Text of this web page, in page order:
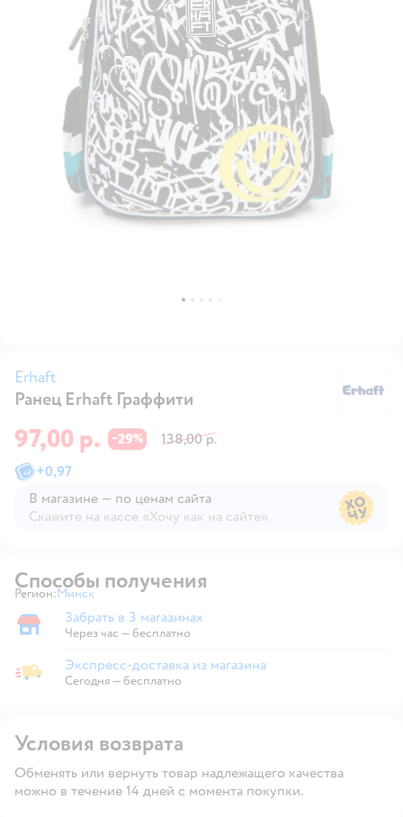
Erhaft
Ранец Erhaft Граффити
97,00 р. −29%
138,00 р.
+0,97
В магазине — по ценам сайта
Скажите на кассе «Хочу как на сайте»
Способы получения
Регион: Выбор адреса доставки.
Минск
Забрать в магазине
Забрать в 3 магазинах
Через час — бесплатно
Экспресс-доставка из магазина
Экспресс-доставка из магазина
Сегодня—бесплатно
Условия возврата
Обменять или вернуть товар надлежащего качества
можно в течение 14 дней с момента покупки.